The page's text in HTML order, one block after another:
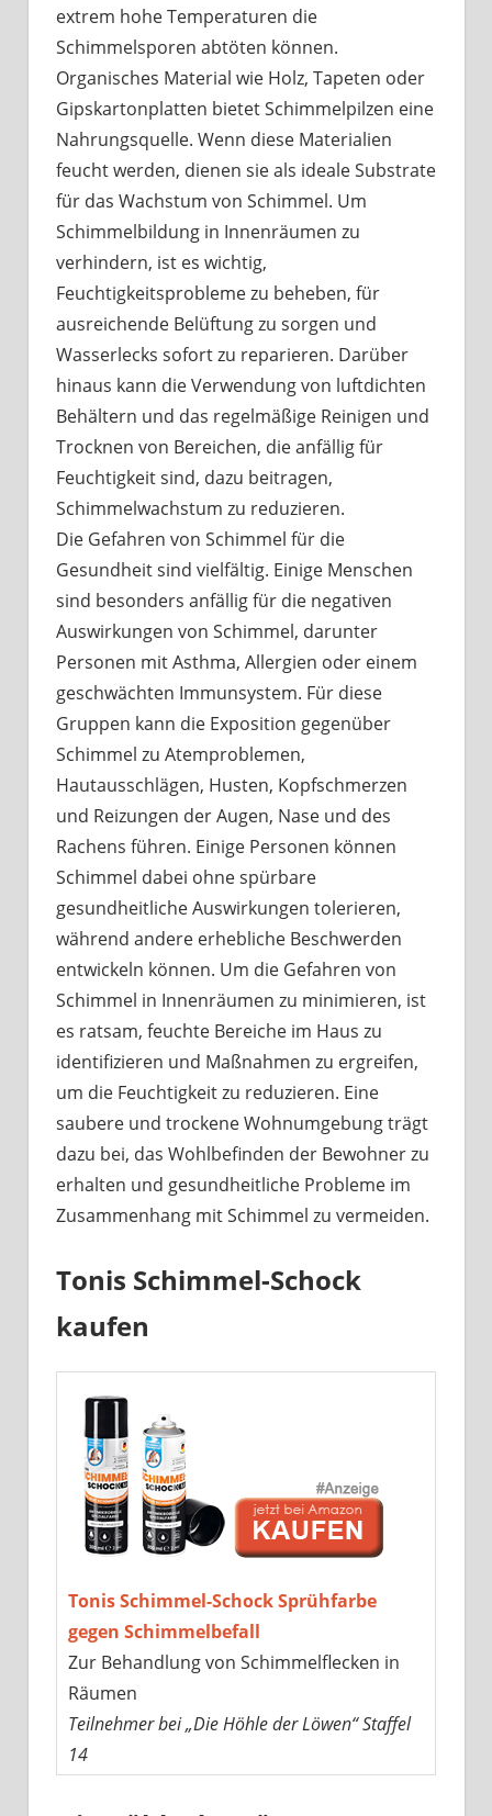
extrem hohe Temperaturen die
Schimmelsporen abtöten können.
Organisches Material wie Holz, Tapeten oder
Gipskartonplatten bietet Schimmelpilzen eine
Nahrungsquelle. Wenn diese Materialien
feucht werden, dienen sie als ideale Substrate
für das Wachstum von Schimmel. Um
Schimmelbildung in Innenräumen zu
verhindern, ist es wichtig,
Feuchtigkeitsprobleme zu beheben, für
ausreichende Belüftung zu sorgen und
Wasserlecks sofort zu reparieren. Darüber
hinaus kann die Verwendung von luftdichten
Behältern und das regelmäßige Reinigen und
Trocknen von Bereichen, die anfällig für
Feuchtigkeit sind, dazu beitragen,
Schimmelwachstum zu reduzieren.
Die Gefahren von Schimmel für die
Gesundheit sind vielfältig. Einige Menschen
sind besonders anfällig für die negativen
Auswirkungen von Schimmel, darunter
Personen mit Asthma, Allergien oder einem
geschwächten Immunsystem. Für diese
Gruppen kann die Exposition gegenüber
Schimmel zu Atemproblemen,
Hautausschlägen, Husten, Kopfschmerzen
und Reizungen der Augen, Nase und des
Rachens führen. Einige Personen können
Schimmel dabei ohne spürbare
gesundheitliche Auswirkungen tolerieren,
während andere erhebliche Beschwerden
entwickeln können. Um die Gefahren von
Schimmel in Innenräumen zu minimieren, ist
es ratsam, feuchte Bereiche im Haus zu
identifizieren und Maßnahmen zu ergreifen,
um die Feuchtigkeit zu reduzieren. Eine
saubere und trockene Wohnumgebung trägt
dazu bei, das Wohlbefinden der Bewohner zu
erhalten und gesundheitliche Probleme im
Zusammenhang mit Schimmel zu vermeiden.
Tonis Schimmel-Schock
kaufen
Tonis Schimmel-Schock Sprühfarbe
gegen Schimmelbefall
Zur Behandlung von Schimmelflecken in
Räumen
Teilnehmer bei „Die Höhle der Löwen“ Staffel
14